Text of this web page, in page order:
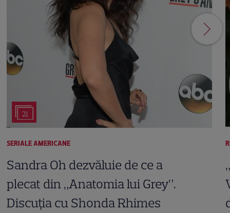
21
SERIALE AMERICANE
Sandra Oh dezvăluie de ce a
plecat din „Anatomia lui Grey”.
Discuția cu Shonda Rhimes